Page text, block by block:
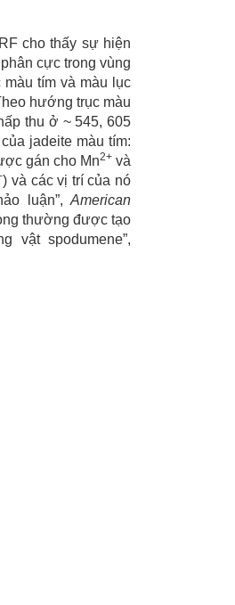
cho thấy sự hiện
cực trong vùng
tím và màu lục
hướng trục màu
thu ở ~ 545, 605
jadeite màu tím:
gán cho Mn2+và
) và các vị trí của nó
luận”, American
thường được tạo
vật spodumene”,